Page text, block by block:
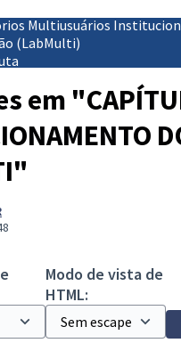
Multiusuários
(LabMulti)
em
Modo de vista de
HTML: